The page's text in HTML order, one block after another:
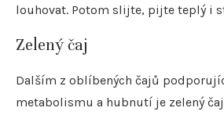
louhovat. Potom slijte, pijte teplý i
Zelený čaj
Dalším z oblíbených čajů
metabolismu a hubnutí je zelený